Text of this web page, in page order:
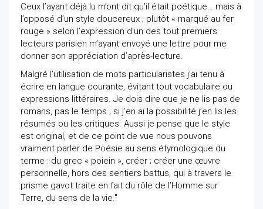
Ceux l’ayant déjà lu m’ont dit qu’il était poétique… mais à
l’opposé d’un style doucereux ; plutôt « marqué au fer
rouge » selon l’expression d'un des tout premiers
lecteurs parisien m’ayant envoyé une lettre pour me
donner son appréciation d’après-lecture.
Malgré l’utilisation de mots particularistes j’ai tenu à
écrire en langue courante, évitant tout vocabulaire ou
expressions littéraires. Je dois dire que je ne lis pas de
romans, pas le temps ; si j’en ai la possibilité j’en lis les
résumés ou les critiques. Aussi je pense que le style
est original, et de ce point de vue nous pouvons
vraiment parler de Poésie au sens étymologique du
terme : du grec « poiein », créer ; créer une œuvre
personnelle, hors des sentiers battus, qui à travers le
prisme gavot traite en fait du rôle de l’Homme sur
Terre, du sens de la vie."